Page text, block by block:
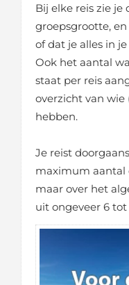
Bij elke reis zie
groepsgrootte,
of dat je alles in
Ook het aantal
staat per reis
overzicht van
hebben.
Je reist
maximum aantal
maar over het
uit ongeveer 6 tot